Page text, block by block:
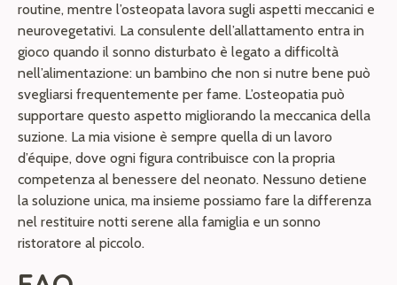
routine, mentre l’osteopata lavora sugli aspetti meccanici e
neurovegetativi. La consulente dell’allattamento entra in
gioco quando il sonno disturbato è legato a difficoltà
nell’alimentazione: un bambino che non si nutre bene può
svegliarsi frequentemente per fame. L’osteopatia può
supportare questo aspetto migliorando la meccanica della
suzione. La mia visione è sempre quella di un lavoro
d’équipe, dove ogni figura contribuisce con la propria
competenza al benessere del neonato. Nessuno detiene
la soluzione unica, ma insieme possiamo fare la differenza
nel restituire notti serene alla famiglia e un sonno
ristoratore al piccolo.